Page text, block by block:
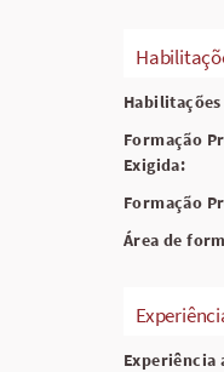
Formação
Exigida:
Formação
Área de